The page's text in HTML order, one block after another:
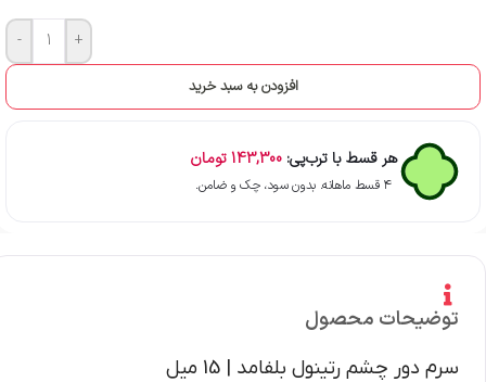
- +
افزودن به سبد خرید
هر قسط با ترب‌پی: 143,300تومان
۴ قسط ماهانه. بدون سود، چک و ضامن.
توضیحات محصول
سرم دور چشم رتینول بلفامد | 15 میل